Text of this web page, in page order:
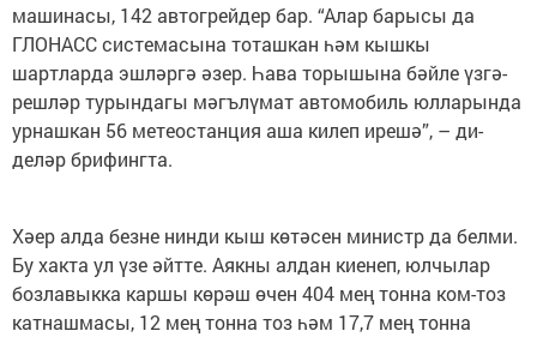
машинасы, 142 автогрейдер бар. “Алар­ барысы да
ГЛОНАСС системасына тоташкан һәм кышкы
шартларда эшләргә әзер. Һава торы­шы­на бәйле үзгә­
реш­ләр турындагы мәгъ­лүмат автомобиль юлларында
урнашкан 56 метеостанция аша килеп ирешә”, – ди­
деләр брифингта.
Хәер алда безне нинди кыш көтәсен министр да белми.
Бу хакта ул үзе әйтте. Аякны алдан киенеп, юлчылар
бозлавыкка каршы кө­рәш өчен 404 мең тонна ком-тоз
катнашмасы, 12 мең тонна тоз һәм 17,7 мең тонна